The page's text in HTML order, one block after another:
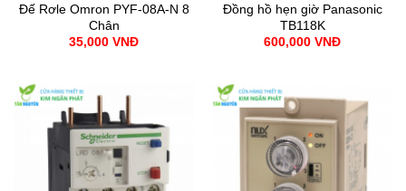
Đế Rơle Omron PYF-08A-N 8
Chân
35,000 VNĐ
Đồng hồ hẹn giờ Panasonic
TB118K
600,000 VNĐ